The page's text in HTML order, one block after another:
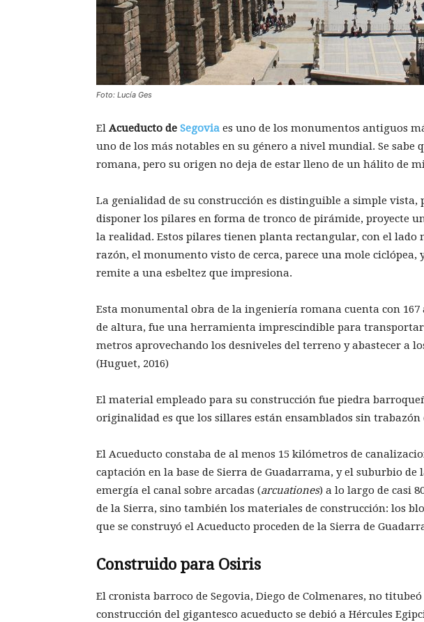
Foto: Lucía Ges
El Acueducto de Segovia es uno de los monumentos antiguos
uno de los más notables en su género a nivel mundial. Se sabe
romana, pero su origen no deja de estar lleno de un hálito de
La genialidad de su construcción es distinguible a simple vista,
disponer los pilares en forma de tronco de pirámide, proyecte
la realidad. Estos pilares tienen planta rectangular, con el lado
razón, el monumento visto de cerca, parece una mole ciclópea,
remite a una esbeltez que impresiona.
Esta monumental obra de la ingeniería romana cuenta con 167
de altura, fue una herramienta imprescindible para transportar
metros aprovechando los desniveles del terreno y abastecer a
(Huguet, 2016)
El material empleado para su construcción fue piedra
originalidad es que los sillares están ensamblados sin trabazón
El Acueducto constaba de al menos 15 kilómetros de
captación en la base de Sierra de Guadarrama, y el suburbio de
emergía el canal sobre arcadas (arcuationes) a lo largo de casi
de la Sierra, sino también los materiales de construcción: los
que se construyó el Acueducto proceden de la Sierra de
Construido para Osiris
El cronista barroco de Segovia, Diego de Colmenares, no
construcción del gigantesco acueducto se debió a Hércules